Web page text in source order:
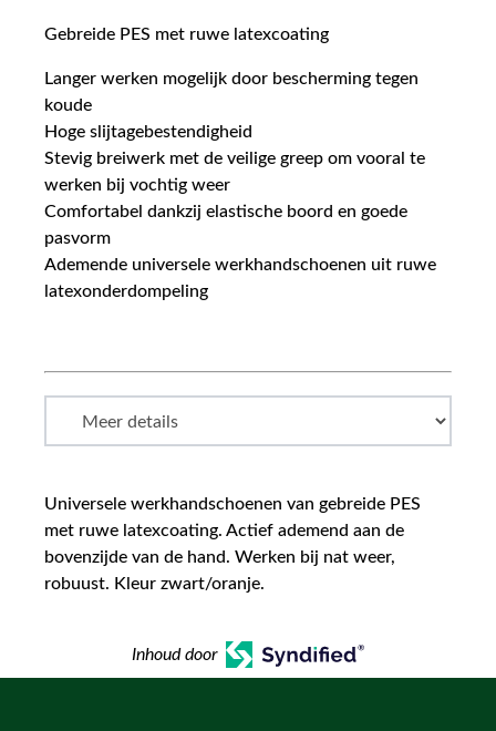
Gebreide PES met ruwe latexcoating
Langer werken mogelijk door bescherming tegen
koude
Hoge slijtagebestendigheid
Stevig breiwerk met de veilige greep om vooral te
werken bij vochtig weer
Comfortabel dankzij elastische boord en goede
pasvorm
Ademende universele werkhandschoenen uit ruwe
latexonderdompeling
Universele werkhandschoenen van gebreide PES
met ruwe latexcoating. Actief ademend aan de
bovenzijde van de hand. Werken bij nat weer,
robuust. Kleur zwart/oranje.
Inhoud door